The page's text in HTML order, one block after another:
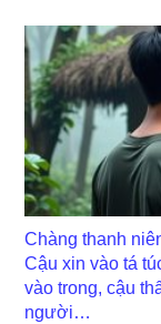
Chàng thanh
Cậu xin vào tá
vào trong, cậu
người…